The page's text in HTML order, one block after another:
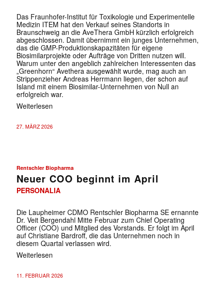
Das Fraunhofer-Institut für Toxikologie und Experimentelle
Medizin ITEM hat den Verkauf seines Standorts in
Braunschweig an die AveThera GmbH kürzlich erfolgreich
abgeschlossen. Damit übernimmt ein junges Unternehmen,
das die GMP-Produktionskapazitäten für eigene
Biosimilarprojekte oder Aufträge von Dritten nutzen will.
Warum unter den angeblich zahlreichen Interessenten das
„Greenhorn“ Avethera ausgewählt wurde, mag auch an
Strippenzieher Andreas Herrmann liegen, der schon auf
Island mit einem Biosimilar-Unternehmen von Null an
erfolgreich war.
Weiterlesen
27. MÄRZ 2026
Rentschler Biopharma
Neuer COO beginnt im April
PERSONALIA
Die Laupheimer CDMO Rentschler Biopharma SE ernannte
Dr. Veit Bergendahl Mitte Februar zum Chief Operating
Officer (COO) und Mitglied des Vorstands. Er folgt im April
auf Christiane Bardroff, die das Unternehmen noch in
diesem Quartal verlassen wird.
Weiterlesen
11. FEBRUAR 2026